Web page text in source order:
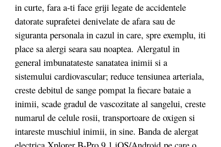
in curte, fara a-ti face griji legate de accidentele
datorate suprafetei denivelate de afara sau de
siguranta personala in cazul in care, spre exemplu, iti
place sa alergi seara sau noaptea. Alergatul in
general imbunatateste sanatatea inimii si a
sistemului cardiovascular; reduce tensiunea arteriala,
creste debitul de sange pompat la fiecare bataie a
inimii, scade gradul de vascozitate al sangelui, creste
numarul de celule rosii, transportoare de oxigen si
intareste muschiul inimii, in sine. Banda de alergat
electrica Xplorer B-Pro 9.1 iOS/Android pe care o